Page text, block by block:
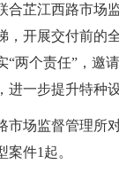
合芷江西路市场
，开展交付前的
“两个责任”，邀
进一步提升特种
市场监督管理所
件1起。